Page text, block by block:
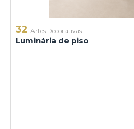
32 Artes Decorativas
Luminária de piso